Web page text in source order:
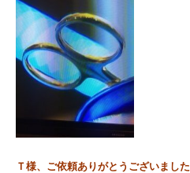
Ｔ様、ご依頼ありがとうございました